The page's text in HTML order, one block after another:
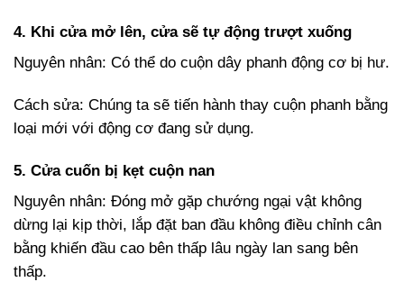
4. Khi cửa mở lên, cửa sẽ tự động trượt xuống
Nguyên nhân: Có thể do cuộn dây phanh động cơ bị hư.
Cách sửa: Chúng ta sẽ tiến hành thay cuộn phanh bằng
loại mới với động cơ đang sử dụng.
5. Cửa cuốn bị kẹt cuộn nan
Nguyên nhân: Đóng mở gặp chướng ngại vật không
dừng lại kịp thời, lắp đặt ban đầu không điều chỉnh cân
bằng khiến đầu cao bên thấp lâu ngày lan sang bên
thấp.